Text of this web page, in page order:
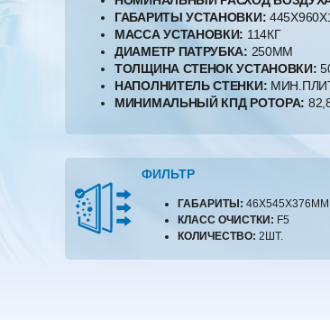
ГАБАРИТЫ: 46X545X376ММ
КЛАСС ОЧИСТКИ: F5
КОЛИЧЕСТВО: 2ШТ.
ФИЛЬТР
ГАБАРИТЫ УСТАНОВКИ:
МАССА УСТАНОВКИ: 114КГ
ДИАМЕТР ПАТРУБКА: 250ММ
ТОЛЩИНА СТЕНОК УСТАНОВКИ:
НАПОЛНИТЕЛЬ СТЕНКИ:
МИНИМАЛЬНЫЙ КПД РОТОРА: